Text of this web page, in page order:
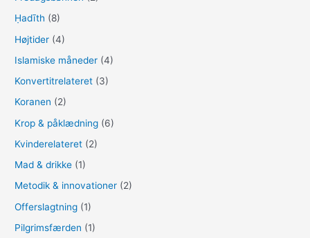
Ḥadīth (8)
Højtider (4)
Islamiske måneder (4)
Konvertitrelateret (3)
Koranen (2)
Krop & påklædning (6)
Kvinderelateret (2)
Mad & drikke (1)
Metodik & innovationer (2)
Offerslagtning (1)
Pilgrimsfærden (1)